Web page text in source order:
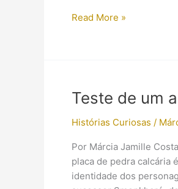
(Documentário)
Read More »
Teste de um
Histórias Curiosas /
Por Márcia Jamille
placa de pedra calcária
identidade dos